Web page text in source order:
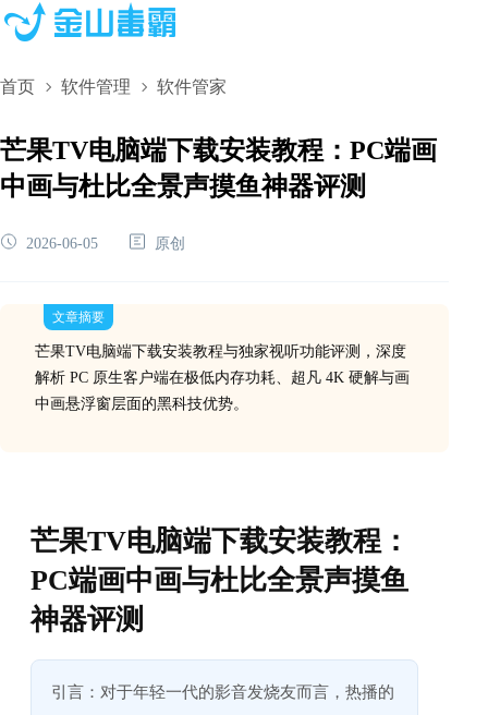
首页 软件管理 软件管家
芒果TV电脑端下载安装教程：PC端画
中画与杜比全景声摸鱼神器评测
2026-06-05 原创
文章摘要
芒果TV电脑端下载安装教程与独家视听功能评测，深度
解析 PC 原生客户端在极低内存功耗、超凡 4K 硬解与画
中画悬浮窗层面的黑科技优势。
芒果TV电脑端下载安装教程：
PC端画中画与杜比全景声摸鱼
神器评测
引言：对于年轻一代的影音发烧友而言，热播的